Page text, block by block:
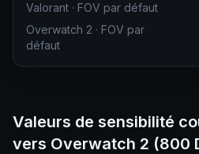
Valorant · FOV par défaut
Overwatch 2 · FOV par
défaut
Valeurs de sensibilité
vers Overwatch 2 (800